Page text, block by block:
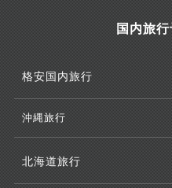
国内旅
格安国内旅行
沖縄旅行
北海道旅行